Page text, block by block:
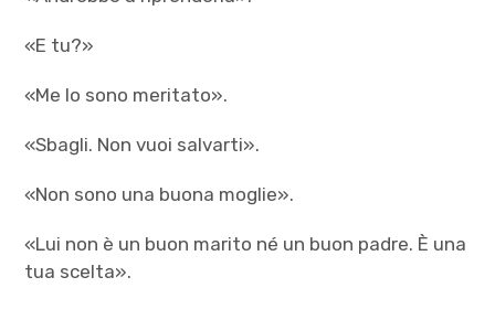
«E tu?»
«Me lo sono meritato».
«Sbagli. Non vuoi salvarti».
«Non sono una buona moglie».
«Lui non è un buon marito né un buon padre. È una
tua scelta».